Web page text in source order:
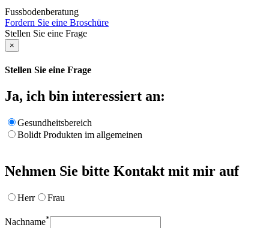
Fussbodenberatung
Fordern Sie eine Broschüre
Stellen Sie eine Frage
×
Stellen Sie eine Frage
Ja, ich bin interessiert an:
Gesundheitsbereich
Bolidt Produkten im allgemeinen
Nehmen Sie bitte Kontakt mit mir auf
Herr Frau
Nachname*